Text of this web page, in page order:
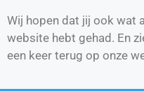
Wij hopen dat jij ook wat
website hebt gehad. En
een keer terug op onze